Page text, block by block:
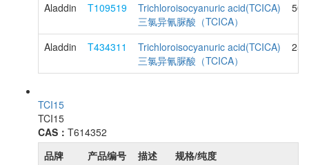
Aladdin
T109519
Trichloroisocyanuric acid(TCICA)
三氯异氰脲酸（TCICA）
Aladdin T434311
Trichloroisocyanuric acid(TCICA)
三氯异氰脲酸（TCICA）
TCI15
TCI15
CAS： T614352
品牌
产品编号 描述
规格/纯度